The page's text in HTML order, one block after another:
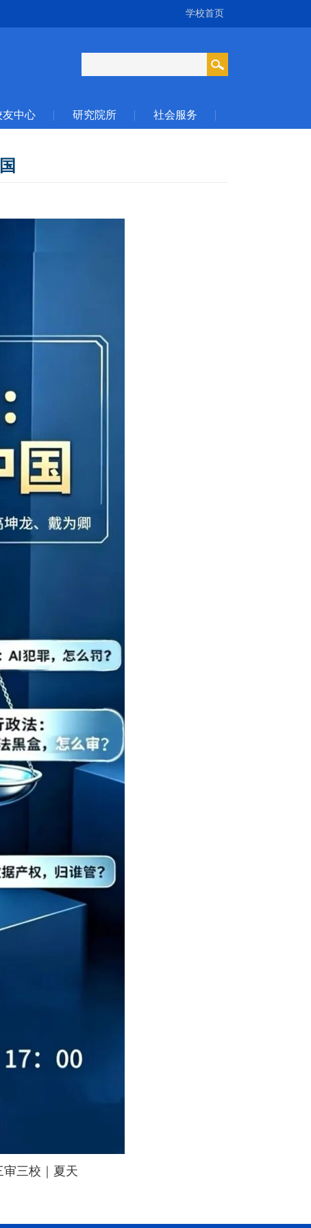
学校首页
友中心 研究院所 社会服务
审三校｜夏天